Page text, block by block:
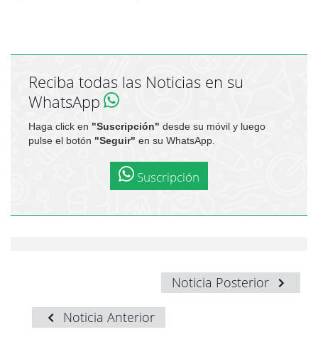
Reciba todas las Noticias en su
WhatsApp
Haga click en "Suscripción" desde su móvil y luego
pulse el botón "Seguir" en su WhatsApp.
Suscripción
Noticia Posterior
Noticia Anterior